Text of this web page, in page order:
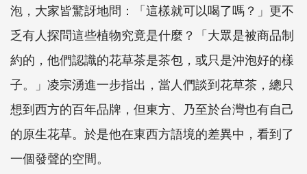
泡，大家皆驚訝地問：「這樣就可以喝了嗎？」更不
乏有人探問這些植物究竟是什麼？「大眾是被商品制
約的，他們認識的花草茶是茶包，或只是沖泡好的樣
子。」凌宗湧進一步指出，當人們談到花草茶，總只
想到西方的百年品牌，但東方、乃至於台灣也有自己
的原生花草。於是他在東西方語境的差異中，看到了
一個發聲的空間。